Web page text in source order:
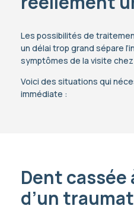
Les possibilités de
un délai trop grand sépare
symptômes de la visite
Voici des situations qui
immédiate :
Dent cassée
d’un